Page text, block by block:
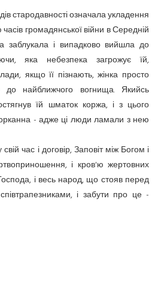
стародавності означала укладення
громадянської війни в Середній
заблукала і випадково вийшла до
яка небезпека загрожує їй,
якщо її пізнають, жінка просто
до найближчого вогнища. Якийсь
їй шматок коржа, і з цього
- адже ці люди ламали з нею
час і договір, Заповіт між Богом і
і кров'ю жертовних
і весь народ, що стояв перед
і забути про це -